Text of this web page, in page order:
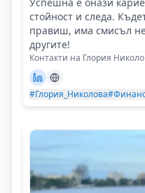
стойност и следа.
правиш, има смисъл
другите!
Контакти на Глория
#Глория_Николова